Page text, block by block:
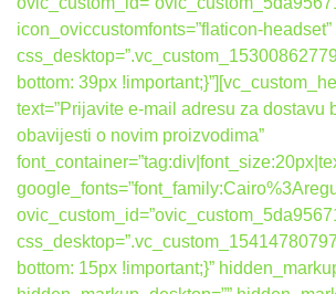
icon_oviccustomfonts=”flaticon-headset”
bottom: 39px
text=”Prijavite e-mail adresu za dostavu
obavijesti o novim proizvodima”
bottom: 15px !important;}”